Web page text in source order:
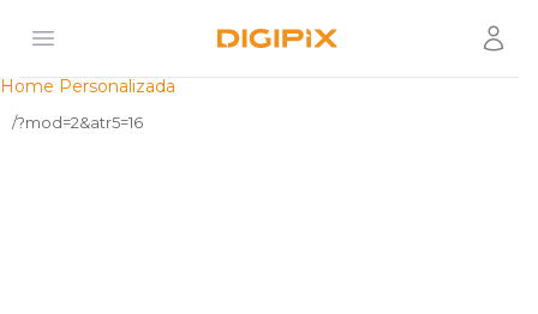
Open menu Digipix
Home Personalizada
/?mod=2&atr5=16